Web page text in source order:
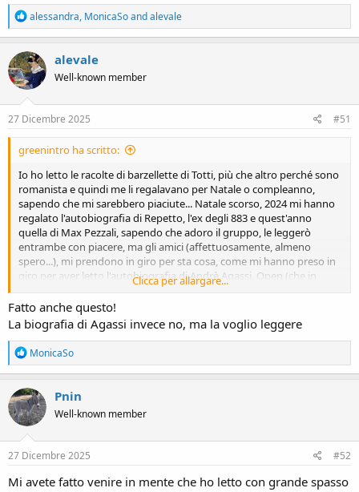
R
e
a
c
t
i
o
n
s
alessandra, MonicaSoandalevale
alevale
Well-known member
27 Dicembre 2025 #51
greenintro ha scritto:
Io ho letto le racolte di barzellette di Totti, più che altro perché sono
romanista e quindi me li regalavano per Natale o compleanno,
sapendo che mi sarebbero piaciute... Natale scorso, 2024 mi hanno
regalato l'autobiografia di Repetto, l'ex degli 883 e quest'anno
quella di Max Pezzali, sapendo che adoro il gruppo, le leggerò
entrambe con piacere, ma gli amici (affettuosamente, almeno
spero...), mi prendono in giro per sta cosa, come mi hanno preso in
giro per aver letto l'autobiografia di Andrè Agassi, Open (che in
realtà è fatta molto bene, e l'ho apprezzata pur non seguendo il
tennis e conoscendo Agassi solo di nome, non avendo mai seguito
una partita).
Clicca per allargare...
Fatto anche questo!
La biografia di Agassi invece no, ma la voglio leggere
R
e
a
c
t
i
o
n
s
MonicaSo
Pnin
Well-known member
27 Dicembre 2025 #52
Mi avete fatto venire in mente che ho letto con grande spasso